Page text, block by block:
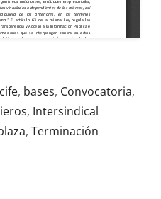
, bases, Convocatoria,
, Intersindical
, Terminación